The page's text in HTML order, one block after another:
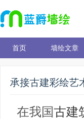
首页 墙绘文章
承接古建彩绘艺
在我国古建